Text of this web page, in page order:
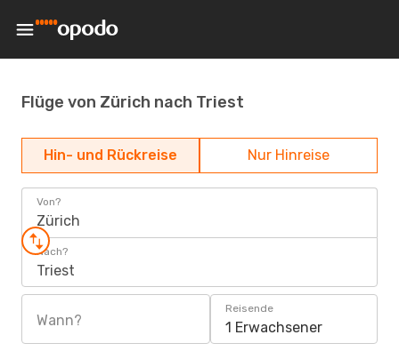
Flüge von Zürich nach Triest
Hin- und Rückreise Nur Hinreise
Von?
Zürich
Nach?
Triest
Wann?
Reisende
1 Erwachsener